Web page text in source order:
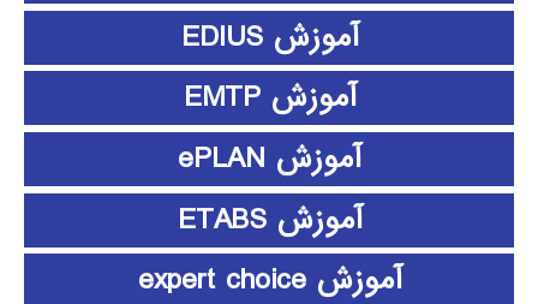
آموزش EDIUS
آموزش EMTP
آموزش ePLAN
آموزش ETABS
آموزش expert choice